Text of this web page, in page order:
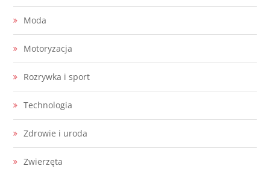
Moda
Motoryzacja
Rozrywka i sport
Technologia
Zdrowie i uroda
Zwierzęta